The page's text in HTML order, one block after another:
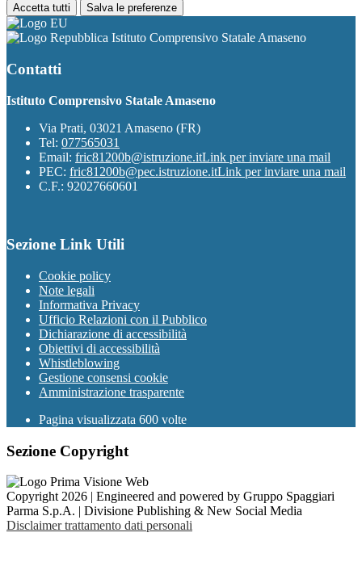
Accetta tutti Salva le preferenze
Istituto Comprensivo Statale Amaseno
Contatti
Istituto Comprensivo Statale Amaseno
Via Prati, 03021 Amaseno (FR)
Tel: 077565031
Email: fric81200b@istruzione.itLink per inviare una mail
PEC: fric81200b@pec.istruzione.itLink per inviare una mail
C.F.: 92027660601
Sezione Link Utili
Cookie policy
Note legali
Informativa Privacy
Ufficio Relazioni con il Pubblico
Dichiarazione di accessibilità
Obiettivi di accessibilità
Whistleblowing
Gestione consensi cookie
Amministrazione trasparente
Pagina visualizzata 600 volte
Sezione Copyright
Copyright 2026 | Engineered and powered by Gruppo Spaggiari
Parma S.p.A. | Divisione Publishing & New Social Media
Disclaimer trattamento dati personali